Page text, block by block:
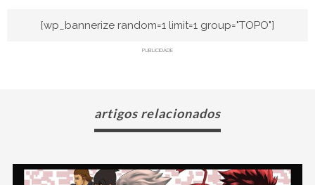
[wp_bannerize random=1 limit=1 group="TOPO"]
PUBLICIDADE
artigos relacionados